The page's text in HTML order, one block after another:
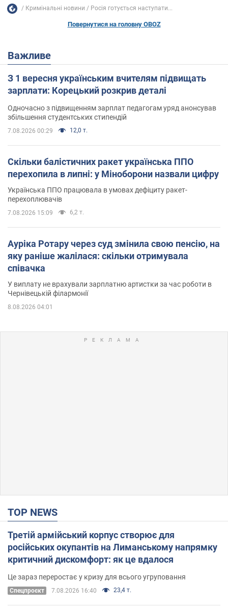
Кримінальні новини Росія готується наступати...
Повернутися на головну OBOZ
Важливе
З 1 вересня українським вчителям підвищать
зарплати: Корецький розкрив деталі
Одночасно з підвищенням зарплат педагогам уряд анонсував
збільшення студентських стипендій
7.08.2026 00:29 12,0 т.
Скільки балістичних ракет українська ППО
перехопила в липні: у Міноборони назвали цифру
Українська ППО працювала в умовах дефіциту ракет-
перехоплювачів
7.08.2026 15:09 6,2 т.
Ауріка Ротару через суд змінила свою пенсію, на
яку раніше жалілася: скільки отримувала
співачка
У виплату не врахували зарплатню артистки за час роботи в
Чернівецькій філармонії
8.08.2026 04:01
TOP NEWS
Третій армійський корпус створює для
російських окупантів на Лиманському напрямку
критичний дискомфорт: як це вдалося
Це зараз переростає у кризу для всього угруповання
Cпецпроєкт 7.08.2026 16:40 23,4 т.